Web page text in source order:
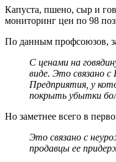
Капуста, пшено, сыр и
мониторинг цен по 98
По данным профсоюзов,
С ценами на
виде. Это связано
Предприятия, у
покрыть убытки
Но заметнее всего в
Это связано с
продавцы ее